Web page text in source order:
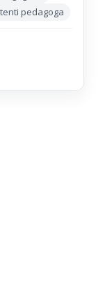
pedagoga